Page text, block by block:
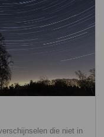
die niet in